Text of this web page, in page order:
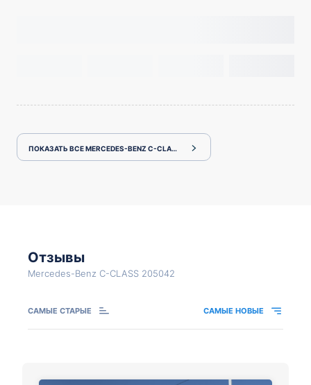
ПОКАЗАТЬ ВСЕ MERCEDES-BENZ C-CLASS 205042
Отзывы
Mercedes-Benz C-CLASS 205042
САМЫЕ СТАРЫЕ САМЫЕ НОВЫЕ